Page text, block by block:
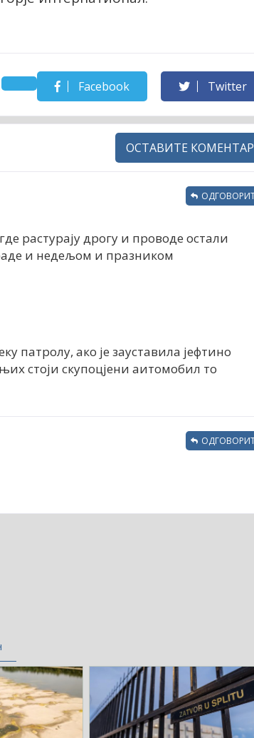
Facebook Twitter
ОСТАВИТЕ КОМЕНТАР
растурају дрогу и проводе остали
и недељом и празником
патролу, ако је зауставила јефтино
стоји скупоцјени аитомобил то